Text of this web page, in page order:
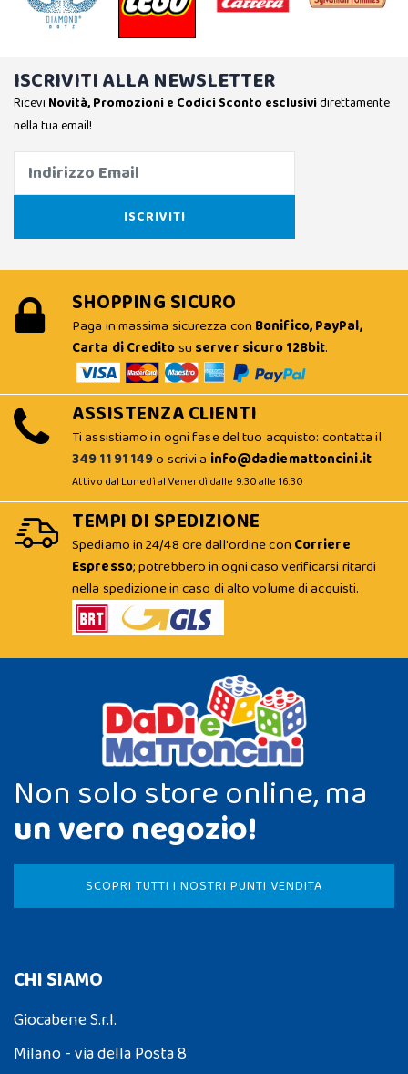
ISCRIVITI ALLA NEWSLETTER
Ricevi Novità, Promozioni e Codici Sconto esclusividirettamente
nella tua email!
SHOPPING SICURO
Paga in massima sicurezza con Bonifico, PayPal,
Carta di Creditosu server sicuro 128bit.
ASSISTENZA CLIENTI
Ti assistiamo in ogni fase del tuo acquisto: contatta il
349 11 91 149o scrivi a info@dadiemattoncini.it
Attivo dal Lunedì al Venerdì dalle 9:30 alle 16:30
TEMPI DI SPEDIZIONE
Spediamo in 24/48 ore dall'ordine con Corriere
Espresso; potrebbero in ogni caso verificarsi ritardi
nella spedizione in caso di alto volume di acquisti.
Non solo store online, ma
un vero negozio!
SCOPRI TUTTI I NOSTRI PUNTI VENDITA
CHI SIAMO
Giocabene S.r.l.
Milano - via della Posta 8